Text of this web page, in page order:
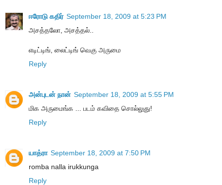
ஈரோடு கதிர் September 18, 2009 at 5:23 PM
அசத்தலோ, அசத்தல்..
எடிட்டிங், லைட்டிங் வெகு அருமை
Reply
அன்புடன் நான் September 18, 2009 at 5:55 PM
மிக அருமைங்க ... படம் கவிதை சொல்லுது!
Reply
யாத்ரா September 18, 2009 at 7:50 PM
romba nalla irukkunga
Reply